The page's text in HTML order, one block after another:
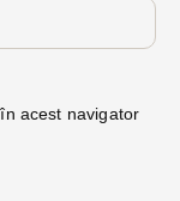
acest navigator